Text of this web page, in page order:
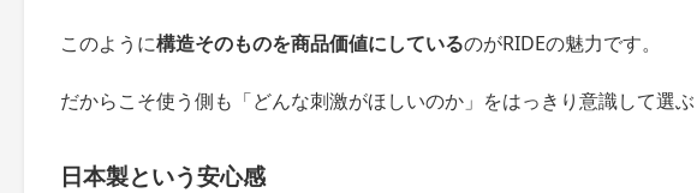
このように構造そのものを商品価値にしているのがRIDEの魅力です。
だからこそ使う側も「どんな刺激がほしいのか」をはっきり意識して選
日本製という安心感